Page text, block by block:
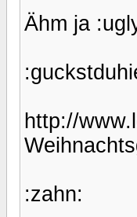
Ähm ja
http://
:zahn: